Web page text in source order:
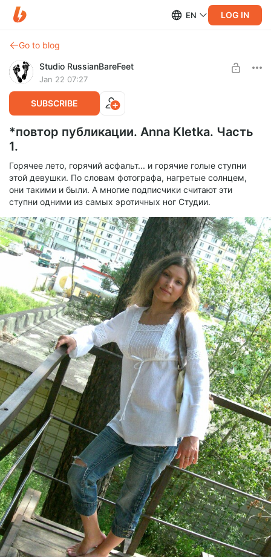
EN LOG IN
Go to blog
Studio RussianBareFeet
Jan 22 07:27
SUBSCRIBE
*повтор публикации. Anna Kletka. Часть
1.
Горячее лето, горячий асфальт... и горячие голые ступни
этой девушки. По словам фотографа, нагретые солнцем,
они такими и были. А многие подписчики считают эти
ступни одними из самых эротичных ног Студии.